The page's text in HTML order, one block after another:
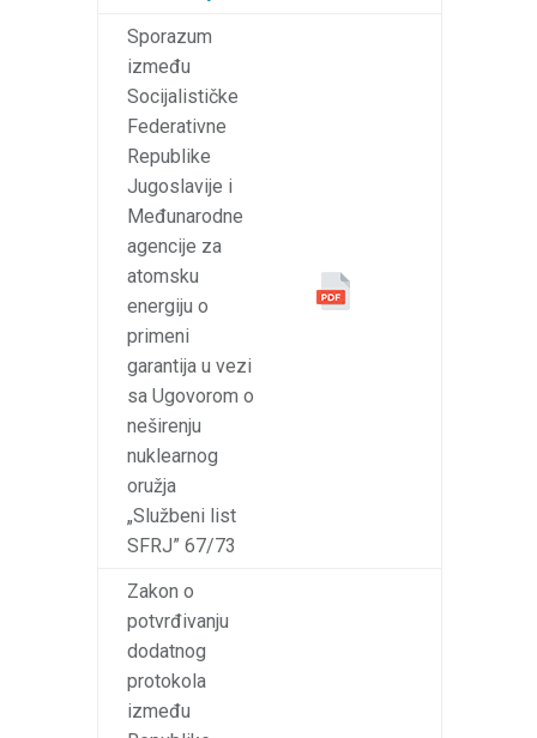
Sporazum
između
Socijalističke
Federativne
Republike
Jugoslavije i
Međunarodne
agencije za
atomsku
energiju o
primeni
garantija u vezi
sa Ugovorom o
neširenju
nuklearnog
oružja
„Službeni list
SFRJ” 67/73
Zakon o
potvrđivanju
dodatnog
protokola
između